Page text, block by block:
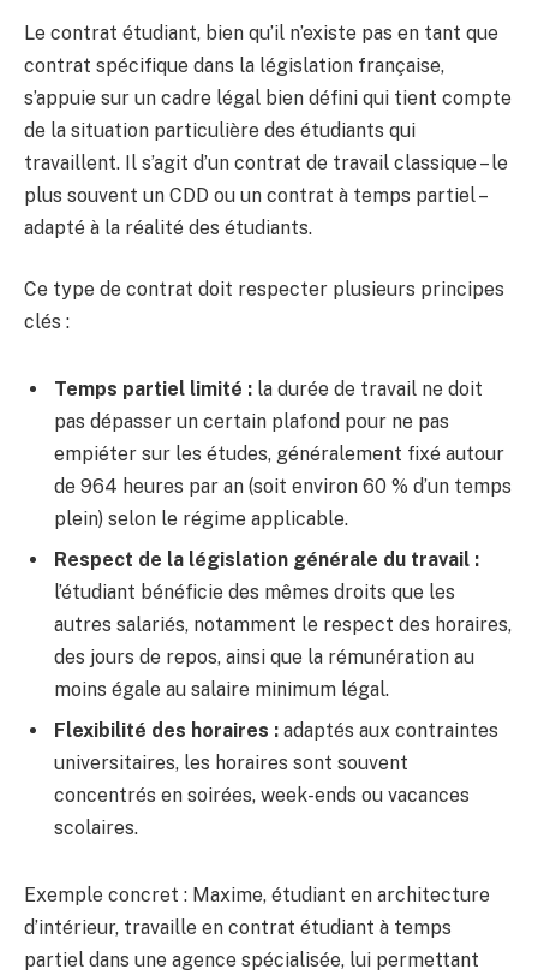
Le contrat étudiant, bien qu’il n’existe pas en tant que
contrat spécifique dans la législation française,
s’appuie sur un cadre légal bien défini qui tient compte
de la situation particulière des étudiants qui
travaillent. Il s’agit d’un contrat de travail classique – le
plus souvent un CDD ou un contrat à temps partiel –
adapté à la réalité des étudiants.
Ce type de contrat doit respecter plusieurs principes
clés :
Temps partiel limité : la durée de travail ne doit
pas dépasser un certain plafond pour ne pas
empiéter sur les études, généralement fixé autour
de 964 heures par an (soit environ 60 % d’un temps
plein) selon le régime applicable.
Respect de la législation générale du travail :
l’étudiant bénéficie des mêmes droits que les
autres salariés, notamment le respect des horaires,
des jours de repos, ainsi que la rémunération au
moins égale au salaire minimum légal.
Flexibilité des horaires : adaptés aux contraintes
universitaires, les horaires sont souvent
concentrés en soirées, week-ends ou vacances
scolaires.
Exemple concret : Maxime, étudiant en architecture
d’intérieur, travaille en contrat étudiant à temps
partiel dans une agence spécialisée, lui permettant